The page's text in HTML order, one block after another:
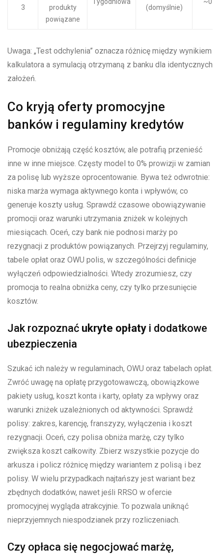
3
produkty
powiązane
Tygodniowa
(domyślnie)
Uwaga: „Test odchylenia” oznacza różnicę między wynikiem
kalkulatora a symulacją otrzymaną z banku dla identycznych
założeń.
Co kryją oferty promocyjne
banków i regulaminy kredytów
Promocje obniżają część kosztów, ale potrafią przenieść
inne w inne miejsce. Częsty model to 0% prowizji w zamian
za polisę lub wyższe oprocentowanie. Bywa też odwrotnie:
niska marża wymaga aktywnego konta i wpływów, co
generuje koszty usług. Sprawdź czasowe obowiązywanie
promocji oraz warunki utrzymania zniżek w kolejnych
miesiącach. Oceń, czy bank nie podnosi marży po
rezygnacji z produktów powiązanych. Przejrzyj regulaminy,
tabele opłat oraz OWU polis, w szczególności definicje
wyłączeń odpowiedzialności. Wtedy zrozumiesz, czy
promocja to realna obniżka ceny, czy tylko przesunięcie
kosztów.
Jak rozpoznać ukryte opłaty i dodatkowe
ubezpieczenia
Szukać ich należy w regulaminach, OWU oraz tabelach opłat.
Zwróć uwagę na opłatę przygotowawczą, obowiązkowe
pakiety usług, koszt konta i karty, opłaty za wpływy oraz
warunki zniżek uzależnionych od aktywności. Sprawdź
polisy: zakres, karencję, franszyzy, wyłączenia i koszt
rezygnacji. Oceń, czy polisa obniża marżę, czy tylko
zwiększa koszt całkowity. Zbierz wszystkie pozycje do
arkusza i policz różnicę między wariantem z polisą i bez
polisy. W wielu przypadkach najtańszy jest wariant bez
zbędnych dodatków, nawet jeśli RRSO w ofercie
promocyjnej wygląda atrakcyjnie. To pozwala uniknąć
nieprzyjemnych niespodzianek przy rozliczeniach.
Czy opłaca się negocjować marżę,